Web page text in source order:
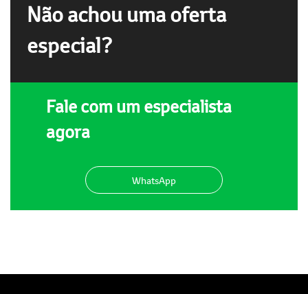
Não achou uma oferta
especial?
Fale com um especialista
agora
WhatsApp